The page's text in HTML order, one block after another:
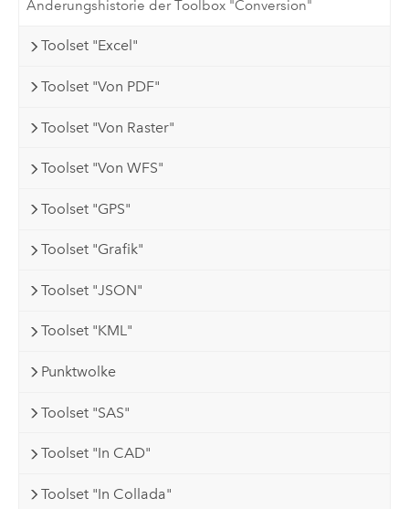
Änderungshistorie der Toolbox "Conversion"
Toolset "Excel"
Toolset "Von PDF"
Toolset "Von Raster"
Toolset "Von WFS"
Toolset "GPS"
Toolset "Grafik"
Toolset "JSON"
Toolset "KML"
Punktwolke
Toolset "SAS"
Toolset "In CAD"
Toolset "In Collada"